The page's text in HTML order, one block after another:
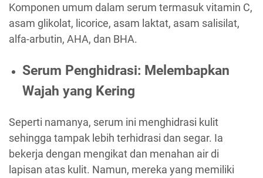
Komponen umum dalam serum termasuk vitamin C,
asam glikolat, licorice, asam laktat, asam salisilat,
alfa-arbutin, AHA, dan BHA.
Serum Penghidrasi: Melembapkan
Wajah yang Kering
Seperti namanya, serum ini menghidrasi kulit
sehingga tampak lebih terhidrasi dan segar. Ia
bekerja dengan mengikat dan menahan air di
lapisan atas kulit. Namun, mereka yang memiliki